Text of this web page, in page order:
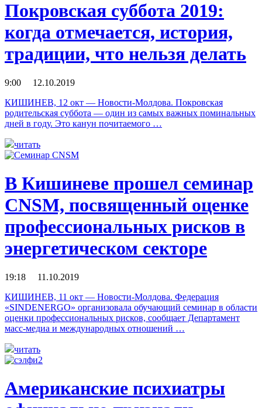
Покровская суббота 2019:
когда отмечается, история,
традиции, что нельзя делать
9:00 12.10.2019
КИШИНЕВ, 12 окт — Новости-Молдова. Покровская
родительская суббота — один из самых важных поминальных
дней в году. Это канун почитаемого …
читать
В Кишиневе прошел семинар
CNSM, посвященный оценке
профессиональных рисков в
энергетическом секторе
19:18 11.10.2019
КИШИНЕВ, 11 окт — Новости-Молдова. Федерация
«SINDENERGO» организовала обучающий семинар в области
оценки профессиональных рисков, сообщает Департамент
масс-медиа и международных отношений …
читать
Американские психиатры